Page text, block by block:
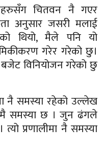
चितवन नै गएर
अनुसार जसरी मलाई
थियो, मैले पनि यो
गरेर गरेको छु।
विनियोजन गरेको छु
नै समस्या रहेको उल्लेख
समस्या छ । जुन ढंगले
प्रणालीमा नै समस्या